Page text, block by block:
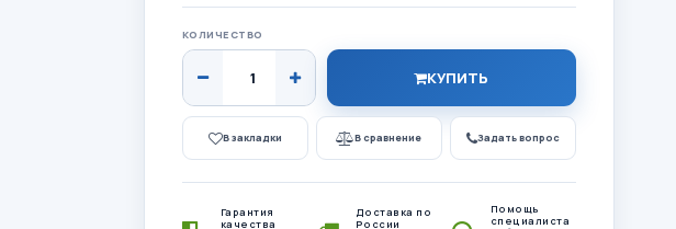
КОЛИЧЕСТВО
КУПИТЬ
В закладки В сравнение Задать вопрос
Гарантия
качества
Доставка по
России
Помощь
специалиста